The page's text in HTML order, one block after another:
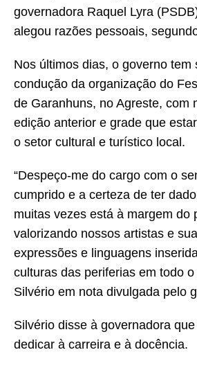
governadora Raquel Lyra
alegou razões pessoais,
Nos últimos dias, o governo tem
condução da organização do
de Garanhuns, no Agreste, com
edição anterior e grade que
o setor cultural e turístico local.
“Despeço-me do cargo com o
cumprido e a certeza de ter
muitas vezes está à margem do
valorizando nossos artistas e
expressões e linguagens
culturas das periferias em todo o
Silvério em nota divulgada pelo
Silvério disse à governadora
dedicar à carreira e à docência.